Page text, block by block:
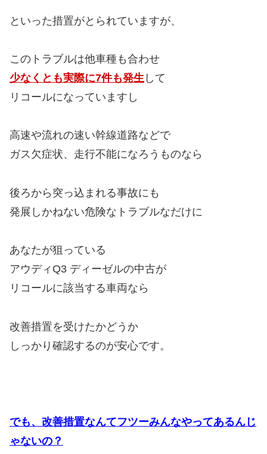
といった措置がとられていますが、
このトラブルは他車種も合わせ
少なくとも実際に7件も発生 して
リコールになっていますし
高速や流れの速い幹線道路などで
ガス欠症状、走行不能になろうものなら
後ろから突っ込まれる事故にも
発展しかねない危険なトラブルなだけに
あなたが狙っている
アウディQ3 ディーゼルの中古が
リコールに該当する車両なら
改善措置を受けたかどうか
しっかり確認するのが安心です。
でも、改善措置なんてフツーみんなやってあるんじ
ゃないの？